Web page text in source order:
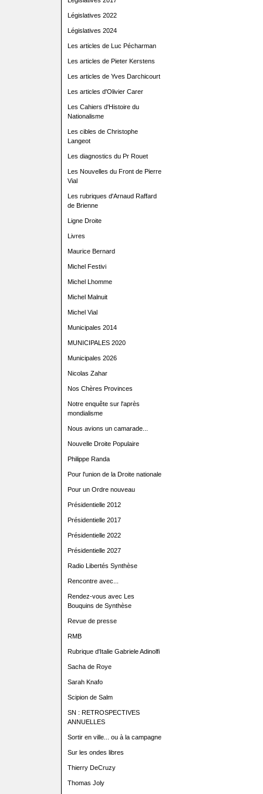
Législatives 2022
Législatives 2024
Les articles de Luc Pécharman
Les articles de Pieter Kerstens
Les articles de Yves Darchicourt
Les articles d'Olivier Carer
Les Cahiers d'Histoire du
Nationalisme
Les cibles de Christophe
Langeot
Les diagnostics du Pr Rouet
Les Nouvelles du Front de Pierre
Vial
Les rubriques d'Arnaud Raffard
de Brienne
Ligne Droite
Livres
Maurice Bernard
Michel Festivi
Michel Lhomme
Michel Malnuit
Michel Vial
Municipales 2014
MUNICIPALES 2020
Municipales 2026
Nicolas Zahar
Nos Chères Provinces
Notre enquête sur l'après
mondialisme
Nous avions un camarade...
Nouvelle Droite Populaire
Philippe Randa
Pour l'union de la Droite nationale
Pour un Ordre nouveau
Présidentielle 2012
Présidentielle 2017
Présidentielle 2022
Présidentielle 2027
Radio Libertés Synthèse
Rencontre avec...
Rendez-vous avec Les
Bouquins de Synthèse
Revue de presse
RMB
Rubrique d'Italie Gabriele Adinolfi
Sacha de Roye
Sarah Knafo
Scipion de Salm
SN : RETROSPECTIVES
ANNUELLES
Sortir en ville... ou à la campagne
Sur les ondes libres
Thierry DeCruzy
Thomas Joly